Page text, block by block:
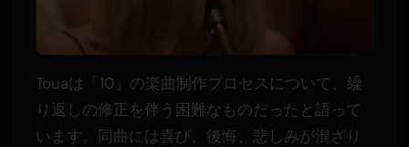
Touaは「10」の楽曲制作プロセスについて、繰
り返しの修正を伴う困難なものだったと語って
います。同曲には喜び、後悔、悲しみが混ざり